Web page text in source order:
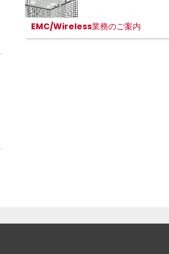
EMC/Wireless業務のご案内